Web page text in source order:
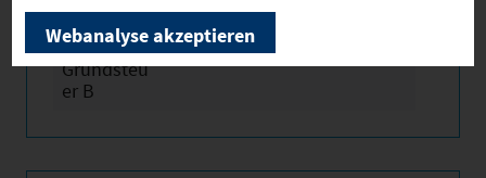
Hebesatz
der
Grundsteu
er B
2024
Webanalyse akzeptieren